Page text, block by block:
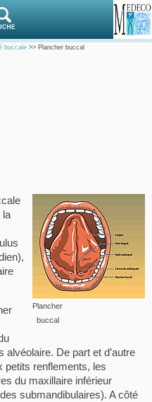
buccale >> Plancher buccal
Plancher
buccal
la
alvéolaire. De part et d’autre
petits renflements, les
du maxillaire inférieur
submandibulaires). A côté